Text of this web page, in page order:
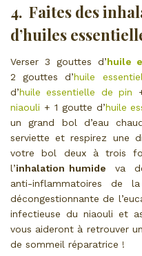
4. Faites des
d’huiles
Verser 3 gouttes d’huile
2 gouttes d’huile
d’huile essentielle de pin
niaouli + 1 goutte d’huile
un grand bol d’eau
serviette et respirez une
votre bol deux à trois
l’inhalation humide va
anti-inflammatoires de
décongestionnante de
infectieuse du niaouli et
vous aideront à retrouver
de sommeil réparatrice !